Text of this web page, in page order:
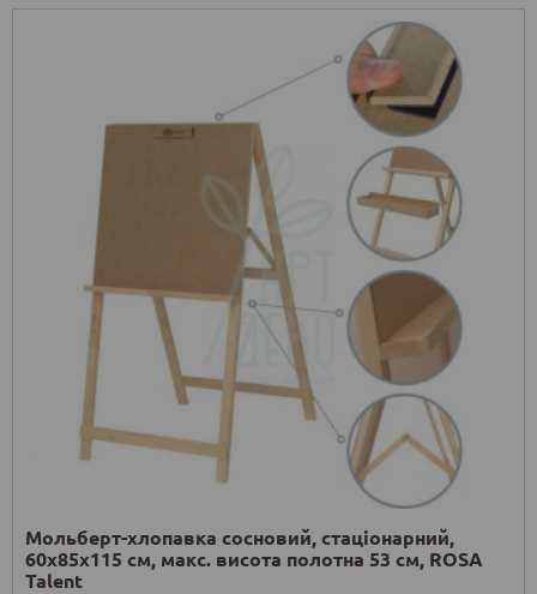
Мольберт-хлопавка сосновий, стаціонарний,
60х85х115 см, макс. висота полотна 53 см, ROSA
Talent